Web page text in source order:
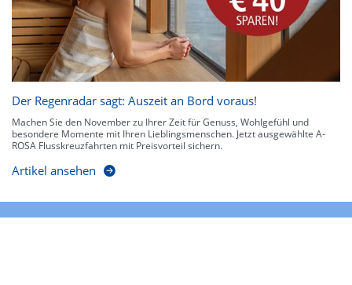
Der Regenradar sagt: Auszeit an Bord voraus!
Machen Sie den November zu Ihrer Zeit für Genuss, Wohlgefühl und
besondere Momente mit Ihren Lieblingsmenschen. Jetzt ausgewählte A-
ROSA Flusskreuzfahrten mit Preisvorteil sichern.
Artikel ansehen